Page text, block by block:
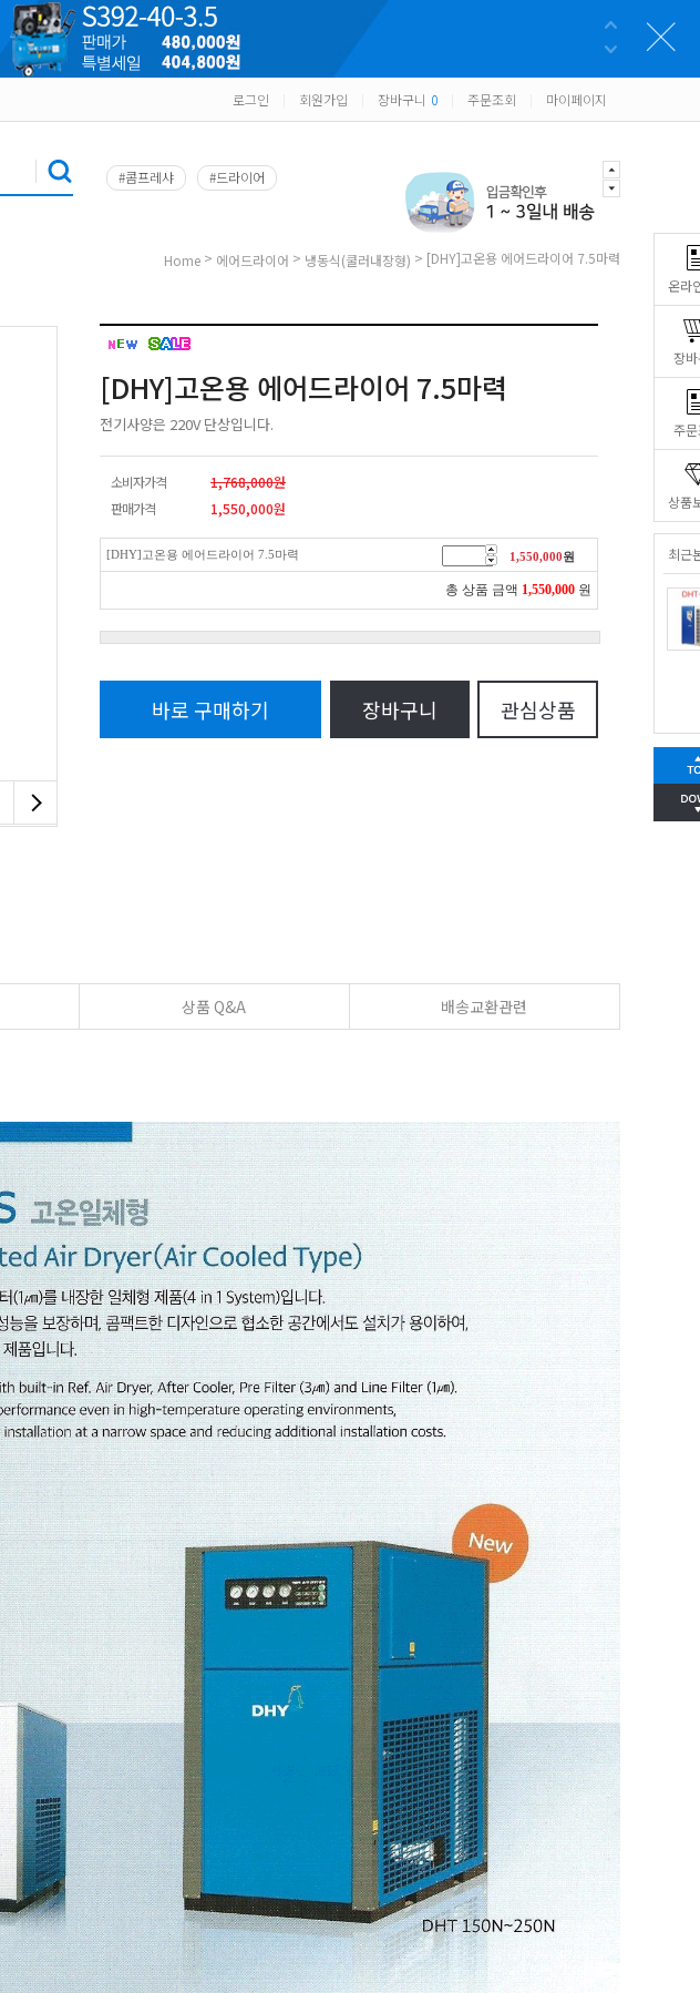
온라
장
주
상품
최근
로그인 회원가입 장바구니 0 주문조회 마이페이지
#콤프레샤 #드라이어
Home > 에어드라이어 > 냉동식(쿨러내장형) > [DHY]고온용 에어드라이어 7.5마력
[DHY]고온용 에어드라이어 7.5마력
전기사양은 220V 단상입니다.
소비자가격
1,768,000원
판매가격
1,550,000원
[DHY]고온용 에어드라이어 7.5마력 1,550,000원
총 상품 금액 1,550,000 원
바로 구매하기 장바구니 관심상품
상품 Q&A 배송교환관련